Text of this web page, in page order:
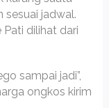
sesuai jadwal.
dilihat dari
sampai jadi”,
ongkos kirim